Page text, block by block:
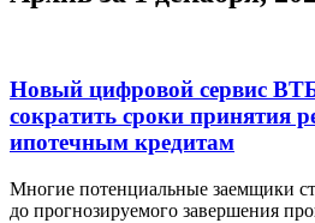
Новый цифровой сервис
сократить сроки принятия
ипотечным кредитам
Многие потенциальные заемщики
до прогнозируемого завершения